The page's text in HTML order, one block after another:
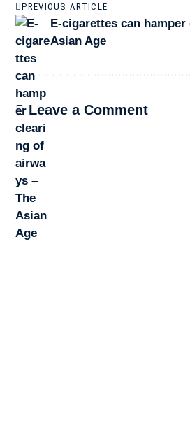
PREVIOUS ARTICLE
E-cigarettes can
Asian Age
Leave a Comment